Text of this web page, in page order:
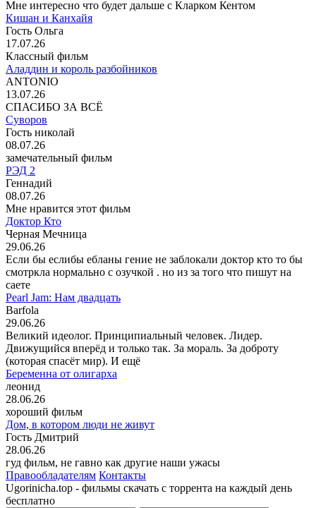
Мне интересно что будет дальше с Кларком Кентом
Кишан и Канхайя
Гость Ольга
17.07.26
Классный фильм
Аладдин и король разбойников
ANTONIO
13.07.26
СПАСИБО ЗА ВСЁ
Суворов
Гость николай
08.07.26
замечательный фильм
РЭД 2
Геннадий
08.07.26
Мне нравится этот фильм
Доктор Кто
Черная Мечница
29.06.26
Если бы еслибы ебланы гение не заблокали доктор кто то бы
смотркла нормально с озучкой . но из за того что пишут на
саете
Pearl Jam: Нам двадцать
Barfola
29.06.26
Великий идеолог. Принципиальный человек. Лидер.
Движущийся вперёд и только так. За мораль. За доброту
(которая спасёт мир). И ещё
Беременна от олигарха
леонид
28.06.26
хороший фильм
Дом, в котором люди не живут
Гость Дмитрий
28.06.26
гуд фильм, не гавно как другие наши ужасы
Правообладателям Контакты
Ugorinicha.top - фильмы скачать с торрента на каждый день
бесплатно